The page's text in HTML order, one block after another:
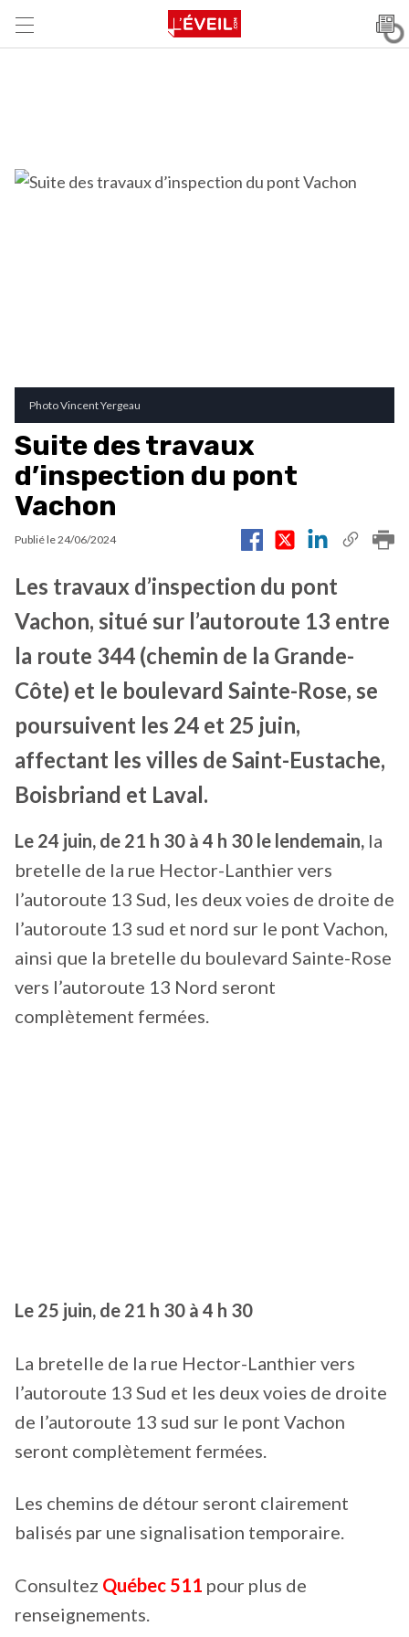
Photo Vincent Yergeau
Suite des travaux
d’inspection du pont
Vachon
Publié le24/06/2024
Les travaux d’inspection du pont
Vachon, situé sur l’autoroute 13 entre
la route 344 (chemin de la Grande-
Côte) et le boulevard Sainte-Rose, se
poursuivent les 24 et 25 juin,
affectant les villes de Saint-Eustache,
Boisbriand et Laval.
Le 24 juin, de 21 h 30 à 4 h 30 le lendemain, la
bretelle de la rue Hector-Lanthier vers
l’autoroute 13 Sud, les deux voies de droite de
l’autoroute 13 sud et nord sur le pont Vachon,
ainsi que la bretelle du boulevard Sainte-Rose
vers l’autoroute 13 Nord seront
complètement fermées.
Le 25 juin, de 21 h 30 à 4 h 30
La bretelle de la rue Hector-Lanthier vers
l’autoroute 13 Sud et les deux voies de droite
de l’autoroute 13 sud sur le pont Vachon
seront complètement fermées.
Les chemins de détour seront clairement
balisés par une signalisation temporaire.
Consultez Québec 511 pour plus de
renseignements.